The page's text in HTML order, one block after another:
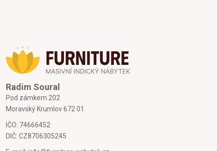
Radim Soural
Pod zámkem 202
Moravský Krumlov 672 01
IČO: 74666452
DIČ: CZ8706305245